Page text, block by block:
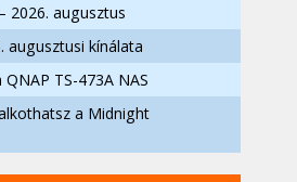
2026. augusztus
augusztusi kínálata
TS-473A NAS
a Midnight